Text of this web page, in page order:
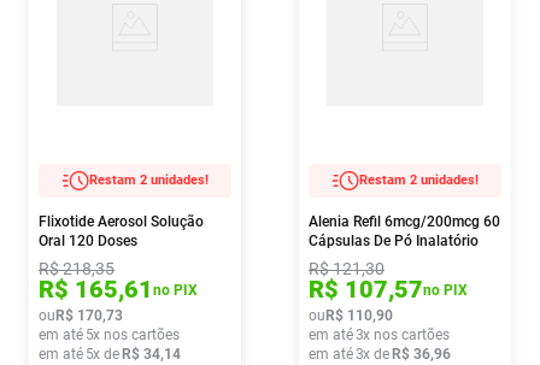
Restam 2 unidades!
Flixotide Aerosol Solução
Oral 120 Doses
R$218,35
R$ 165,61 no PIX
ou R$ 170,73
em até 5x nos cartões
em até 5x de R$ 34,14
Restam 2 unidades!
Alenia Refil 6mcg/200mcg 60
Cápsulas De Pó Inalatório
R$121,30
R$ 107,57no PIX
ou R$ 110,90
em até3x nos cartões
em até3x de R$ 36,96